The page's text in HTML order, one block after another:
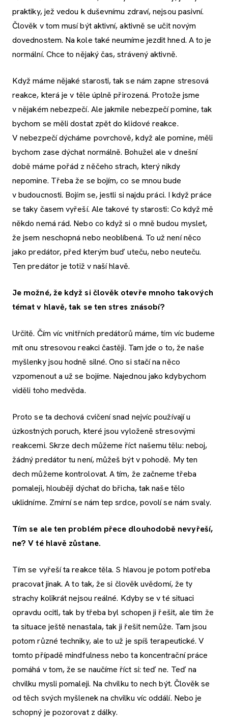
praktiky, jež vedou k duševnímu zdraví, nejsou pasivní.
Člověk v tom musí být aktivní, aktivně se učit novým
dovednostem. Na kole také neumíme jezdit hned. A to je
normální. Chce to nějaký čas, strávený aktivně.
Když máme nějaké starosti, tak se nám zapne stresová
reakce, která je v těle úplně přirozená. Protože jsme
v nějakém nebezpečí. Ale jakmile nebezpečí pomine, tak
bychom se měli dostat zpět do klidové reakce.
V nebezpečí dýcháme povrchově, když ale pomine, měli
bychom zase dýchat normálně. Bohužel ale v dnešní
době máme pořád z něčeho strach, který nikdy
nepomine. Třeba že se bojím, co se mnou bude
v budoucnosti. Bojím se, jestli si najdu práci. I když práce
se taky časem vyřeší. Ale takové ty starosti: Co když mě
někdo nemá rád. Nebo co když si o mně budou myslet,
že jsem neschopná nebo neoblíbená. To už není něco
jako predátor, před kterým buď uteču, nebo neuteču.
Ten predátor je totiž v naší hlavě.
Je možné, že když si člověk otevře mnoho takových
témat v hlavě, tak se ten stres znásobí?
Určitě. Čím víc vnitřních predátorů máme, tím víc budeme
mít onu stresovou reakci častěji. Tam jde o to, že naše
myšlenky jsou hodně silné. Ono si stačí na něco
vzpomenout a už se bojíme. Najednou jako kdybychom
viděli toho medvěda.
Proto se ta dechová cvičení snad nejvíc používají u
úzkostných poruch, které jsou vyloženě stresovými
reakcemi. Skrze dech můžeme říct našemu tělu: neboj,
žádný predátor tu není, můžeš být v pohodě. My ten
dech můžeme kontrolovat. A tím, že začneme třeba
pomaleji, hlouběji dýchat do břicha, tak naše tělo
uklidníme. Zmírní se nám tep srdce, povolí se nám svaly.
Tím se ale ten problém přece dlouhodobě nevyřeší,
ne? V té hlavě zůstane.
Tím se vyřeší ta reakce těla. S hlavou je potom potřeba
pracovat jinak. A to tak, že si člověk uvědomí, že ty
strachy kolikrát nejsou reálné. Kdyby se v té situaci
opravdu ocitl, tak by třeba byl schopen ji řešit, ale tím že
ta situace ještě nenastala, tak ji řešit nemůže. Tam jsou
potom různé techniky, ale to už je spíš terapeutické. V
tomto případě mindfulness nebo ta koncentrační práce
pomáhá v tom, že se naučíme říct si: teď ne. Teď na
chvilku mysli pomaleji. Na chvilku to nech být. Člověk se
od těch svých myšlenek na chvilku víc oddálí. Nebo je
schopný je pozorovat z dálky.